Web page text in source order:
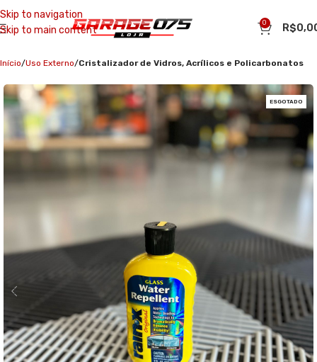
Skip to navigation
Skip to main content
0 R$
Início Uso Externo Cristalizador de Vidros, Acrílicos e Policarbonatos
ESGOTADO